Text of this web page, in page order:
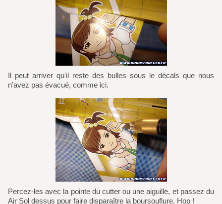
Il peut arriver qu'il reste des bulles sous le décals que nous
n'avez pas évacué, comme ici.
Percez-les avec la pointe du cutter ou une aiguille, et passez du
Air Sol dessus pour faire disparaître la boursouflure. Hop !